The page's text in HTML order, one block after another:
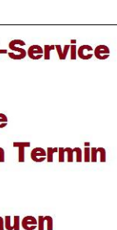
Tischler und
- Handläufe -
die Lösung für